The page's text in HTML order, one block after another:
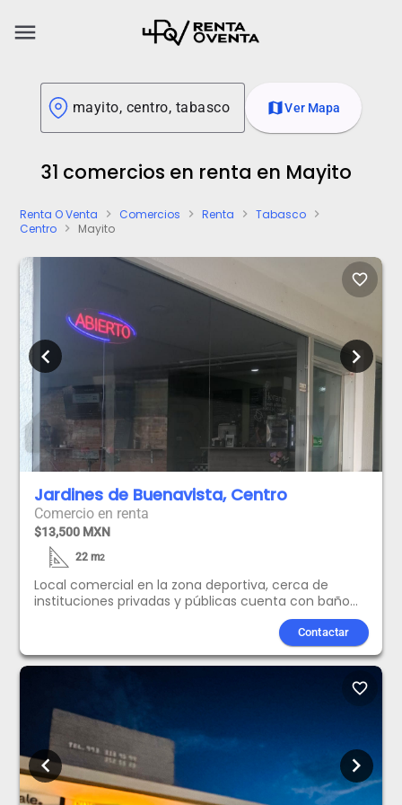
menu
mapVer Mapa
31 comercios en renta en Mayito
Renta O Venta chevron_right Comercios chevron_right Renta chevron_right Tabasco chevron_right
Centro chevron_right Mayito
favorite_border
chevron_left chevron_right
Jardines de Buenavista, Centro
Comercio en renta
$13,500 MXN
22m2
Local comercial en la zona deportiva, cerca de
instituciones privadas y públicas cuenta con baño
de uso excluisvo del inmueble. Incluye internet y
agua potableUbicado a pie de calle El inquilino debe
realizar su contrato de CFENota: No incluye mobiliario
Contactar
favorite_border
chevron_left chevron_right